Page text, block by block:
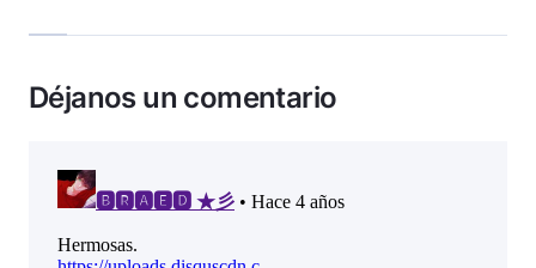
Déjanos un comentario